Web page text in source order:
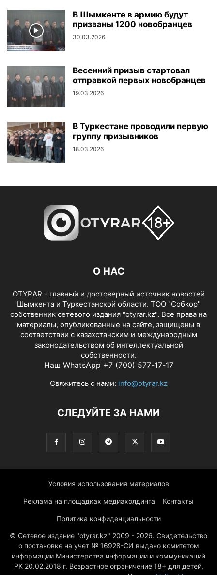
В Шымкенте в армию будут
призваны 1200 новобранцев
30.03.2026
Весенний призыв стартовал
отправкой первых новобранцев
19.03.2026
В Туркестане проводили первую
группу призывников
18.03.2026
О НАС
OTYRAR - главный и достоверный источник новостей
Шымкента и Туркестанской области. ТОО "Собкор"
собственник сетевого издания "otyrar.kz". Все права на
материалы, опубликованные на сайте, защищены в
соответствии с казахстанским и международным
законодательством об интеллектуальной
собственности.
Наш WhatsApp +7 (700) 577-17-17
Свяжитесь с нами: info@otyrar.kz
СЛЕДУЙТЕ ЗА НАМИ
Условия использования материалов
Реклама на площадках медиахолдинга Контакты
Политика конфиденциальности
© Сетевое издание "otyrar.kz" 2009 - 2026. Свидетельство
о постановке на учет № 16928-СИ выдано комитетом
информации Министерства информации и коммуникаций
РК 20.02.2018 г. Возрастное ограничение 18+ для детей,